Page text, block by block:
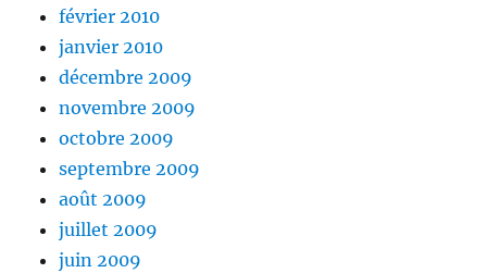
février 2010
janvier 2010
décembre 2009
novembre 2009
octobre 2009
septembre 2009
août 2009
juillet 2009
juin 2009